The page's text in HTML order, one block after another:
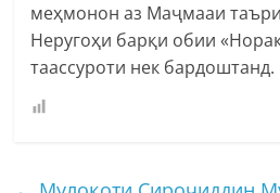
меҳмонон аз Маҷмааи
Неругоҳи барқи обии
таассуроти нек бардоштанд.